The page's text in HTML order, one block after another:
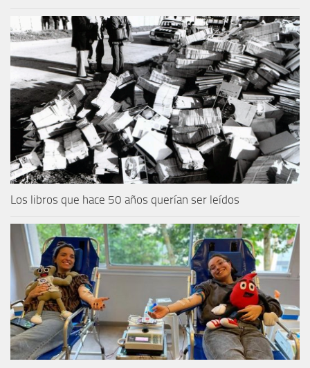
Los libros que hace 50 años querían ser leídos